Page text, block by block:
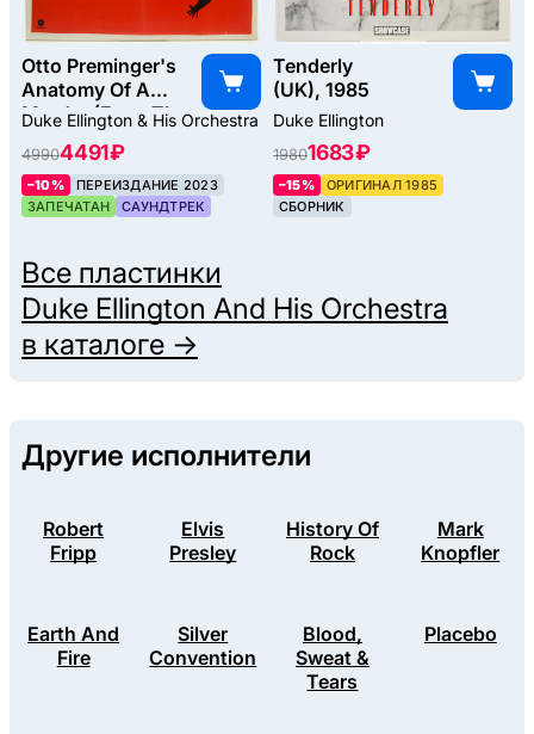
Otto Preminger's
Anatomy Of A
Murder (From The
Sound Track Of
The Motion
Picture), 1959
Duke Ellington & His Orchestra
49904491 ₽
–10%
ПЕРЕИЗДАНИЕ 2023
ЗАПЕЧАТАН
САУНДТРЕК
Tenderly
(UK), 1985
Duke Ellington
19801683 ₽
–15%
ОРИГИНАЛ 1985
СБОРНИК
Все пластинки
Duke Ellington And His Orchestra
в каталоге →
Другие исполнители
Robert
Fripp
Elvis
Presley
History Of
Rock
Mark
Knopfler
Earth And
Fire
Silver
Convention
Blood,
Sweat &
Tears
Placebo